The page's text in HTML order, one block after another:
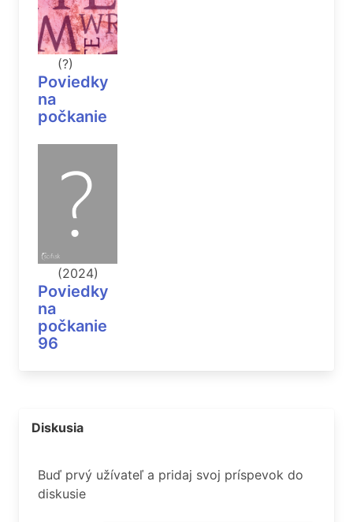
(?)
Poviedky
na
počkanie
(2024)
Poviedky
na
počkanie
96
Diskusia
Buď prvý užívateľ a pridaj svoj príspevok do
diskusie